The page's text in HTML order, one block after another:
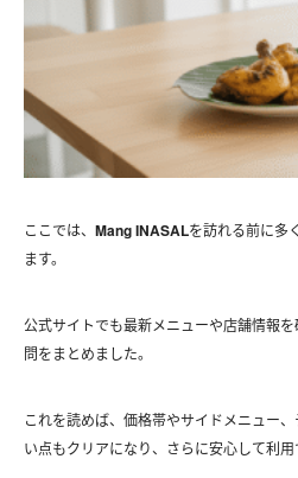
ここでは、 Mang INASALを訪れる前に多
ます。
公式サイトでも最新メニューや店舗情報
問をまとめました。
これを読めば、価格帯やサイドメニュー
い点もクリアになり、さらに安心して利用